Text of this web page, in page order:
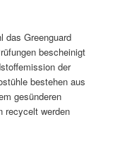
das Greenguard
bescheinigt
der
bestehen aus
gesünderen
recycelt werden